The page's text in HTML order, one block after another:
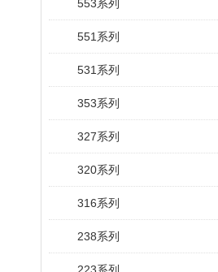
553系列
551系列
531系列
353系列
327系列
320系列
316系列
238系列